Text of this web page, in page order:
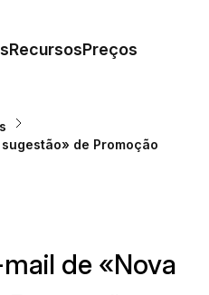
RecursosPreços
de Promoção
de «Nova